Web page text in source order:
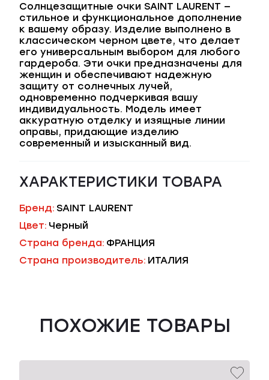
Солнцезащитные очки SAINT LAURENT —
стильное и функциональное дополнение
к вашему образу. Изделие выполнено в
классическом черном цвете, что делает
его универсальным выбором для любого
гардероба. Эти очки предназначены для
женщин и обеспечивают надежную
защиту от солнечных лучей,
одновременно подчеркивая вашу
индивидуальность. Модель имеет
аккуратную отделку и изящные линии
оправы, придающие изделию
современный и изысканный вид.
ХАРАКТЕРИСТИКИ ТОВАРА
Бренд: SAINT LAURENT
Цвет: Черный
Страна бренда: ФРАНЦИЯ
Страна производитель: ИТАЛИЯ
ПОХОЖИЕ ТОВАРЫ